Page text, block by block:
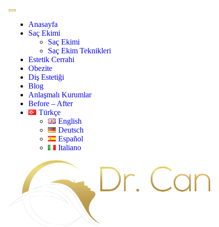
Anasayfa
Saç Ekimi
Saç Ekimi
Saç Ekim Teknikleri
Estetik Cerrahi
Obezite
Diş Estetiği
Blog
Anlaşmalı Kurumlar
Before – After
Türkçe
English
Deutsch
Español
Italiano